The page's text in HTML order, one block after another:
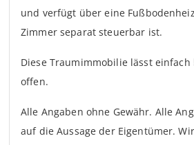
und verfügt über eine
Zimmer separat steuerbar ist.
Diese Traumimmobilie lässt einfach
offen.
Alle Angaben ohne Gewähr. Alle
auf die Aussage der Eigentümer.